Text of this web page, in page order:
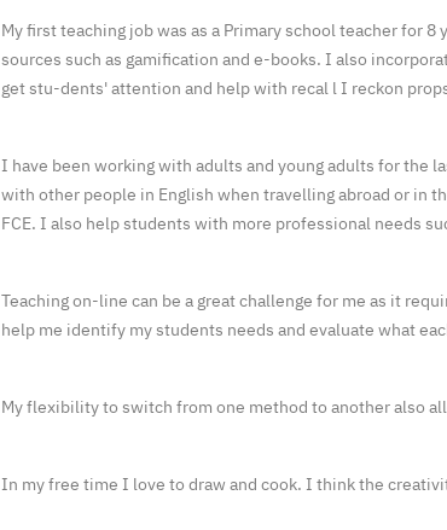
My first teaching job was as a Primary school teacher for
sources such as gamification and e-books. I also
get stu-dents' attention and help with recal l I reckon
I have been working with adults and young adults for the
with other people in English when travelling abroad or in
FCE. I also help students with more professional needs
Teaching on-line can be a great challenge for me as it
help me identify my students needs and evaluate what
My flexibility to switch from one method to another also
In my free time I love to draw and cook. I think the